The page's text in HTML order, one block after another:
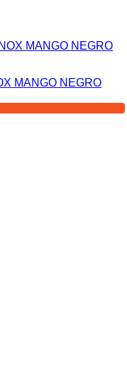
MANGO NEGRO